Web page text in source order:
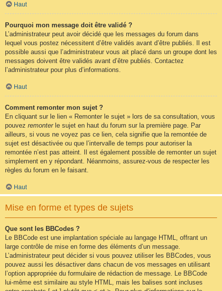
Haut
Pourquoi mon message doit être validé ?
L’administrateur peut avoir décidé que les messages du forum dans
lequel vous postez nécessitent d’être validés avant d’être publiés. Il est
possible aussi que l’administrateur vous ait placé dans un groupe dont les
messages doivent être validés avant d’être publiés. Contactez
l’administrateur pour plus d’informations.
Haut
Comment remonter mon sujet ?
En cliquant sur le lien « Remonter le sujet » lors de sa consultation, vous
pouvez remonterle sujet en haut du forum sur la première page. Par
ailleurs, si vous ne voyez pas ce lien, cela signifie que la remontée de
sujet est désactivée ou que l’intervalle de temps pour autoriser la
remontée n’est pas atteint. Il est également possible de remonter un sujet
simplement en y répondant. Néanmoins, assurez-vous de respecter les
règles du forum en le faisant.
Haut
Mise en forme et types de sujets
Que sont les BBCodes ?
Le BBCode est une implantation spéciale au langage HTML, offrant un
large contrôle de mise en forme des éléments d’un message.
L’administrateur peut décider si vous pouvez utiliser les BBCodes, vous
pouvez aussi les désactiver dans chacun de vos messages en utilisant
l’option appropriée du formulaire de rédaction de message. Le BBCode
lui-même est similaire au style HTML, mais les balises sont incluses